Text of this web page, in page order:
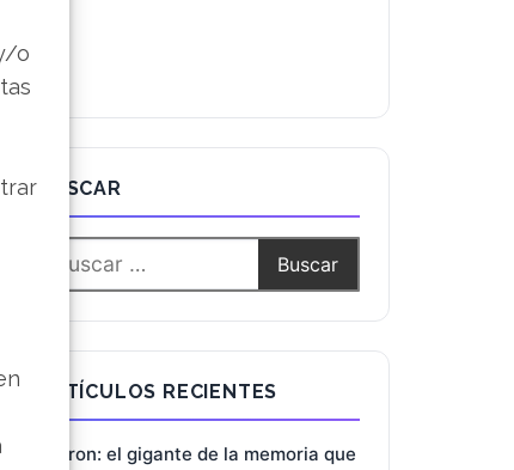
o
BUSCAR
ARTÍCULOS RECIENTES
Micron: el gigante de la memoria que